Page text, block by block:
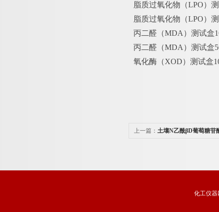
脂质过氧化物（LPO）
脂质过氧化物（LPO）
丙二醛（MDA）测试盒
丙二醛（MDA）测试盒
氧化酶（XOD）测试盒
上一篇： 土壤N乙酰βD葡萄糖苷
化工仪器